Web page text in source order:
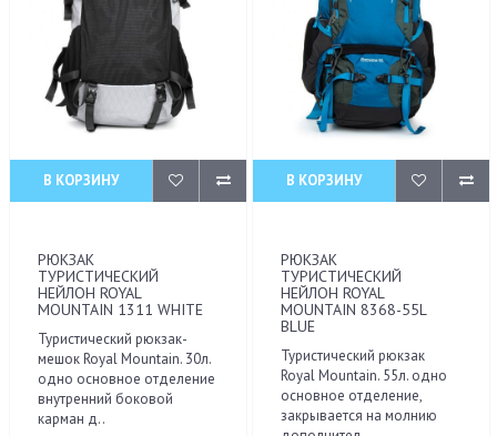
В КОРЗИНУ
РЮКЗАК
ТУРИСТИЧЕСКИЙ
НЕЙЛОН ROYAL
MOUNTAIN 1311 WHITE
Туристический рюкзак-
мешок Royal Mountain. 30л.
одно основное отделение
внутренний боковой
карман д..
В КОРЗИНУ
РЮКЗАК
ТУРИСТИЧЕСКИЙ
НЕЙЛОН ROYAL
MOUNTAIN 8368-55L
BLUE
Туристический рюкзак
Royal Mountain. 55л. одно
основное отделение,
закрывается на молнию